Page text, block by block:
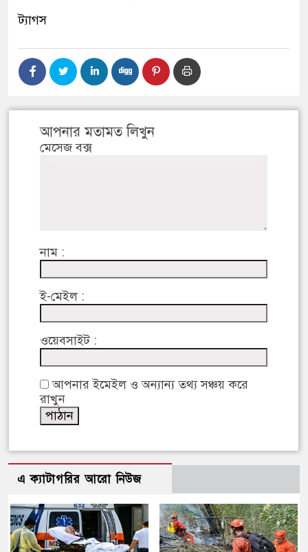
ট্যাগস
আপনার মতামত লিখুন
মেসেজ বক্স
নাম :
ই-মেইল :
ওয়েবসাইট :
আপনার ইমেইল ও অন্যান্য তথ্য সঞ্চয় করে
রাখুন
এ ক্যাটাগরির আরো নিউজ